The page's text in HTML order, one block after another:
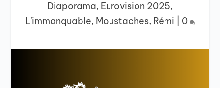
Diaporama, Eurovision 2025,
L'immanquable, Moustaches, Rémi 0